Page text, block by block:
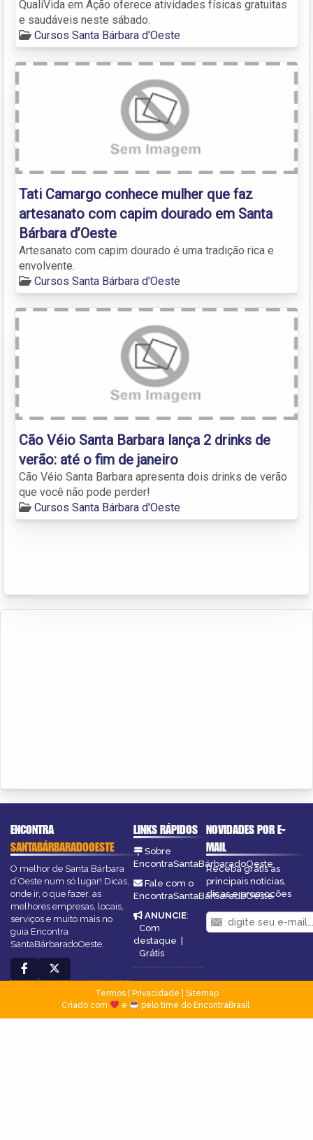
QualiVida em Ação oferece atividades físicas gratuitas
e saudáveis neste sábado.
Cursos Santa Bárbara d'Oeste
Tati Camargo conhece mulher que faz
artesanato com capim dourado em Santa
Bárbara d’Oeste
Artesanato com capim dourado é uma tradição rica e
envolvente.
Cursos Santa Bárbara d'Oeste
Cão Véio Santa Barbara lança 2 drinks de
verão: até o fim de janeiro
Cão Véio Santa Barbara apresenta dois drinks de verão
que você não pode perder!
Cursos Santa Bárbara d'Oeste
ENCONTRA
SANTABÁRBARADOOESTE
O melhor de Santa Bárbara
d’Oeste num só lugar! Dicas,
onde ir, o que fazer, as
melhores empresas, locais,
serviços e muito mais no
guia Encontra
SantaBárbaradoOeste.
LINKS RÁPIDOS
Sobre
EncontraSantaBárbaradoOeste
Fale com o
EncontraSantaBárbaradoOeste
ANUNCIE:
Com
destaque |
Grátis
NOVIDADES POR E-
MAIL
Receba grátis as
principais notícias,
dicas e promoções
Termos| Privacidade
Sitemap
Criado com
e pelo time do EncontraBrasil